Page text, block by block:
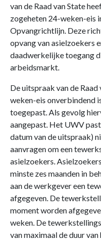
van de Raad van State
zogeheten 24-weken-eis
Opvangrichtlijn. Deze
opvang van asielzoekers
daadwerkelijke toegang
arbeidsmarkt.
De uitspraak van de
weken-eis onverbindend
toegepast. Als gevolg
aangepast. Het UWV
datum van de uitspraak)
aanvragen om een
asielzoekers.
minste zes maanden in
aan de werkgever een
afgegeven. De
moment worden
weken. De
van maximaal de duur